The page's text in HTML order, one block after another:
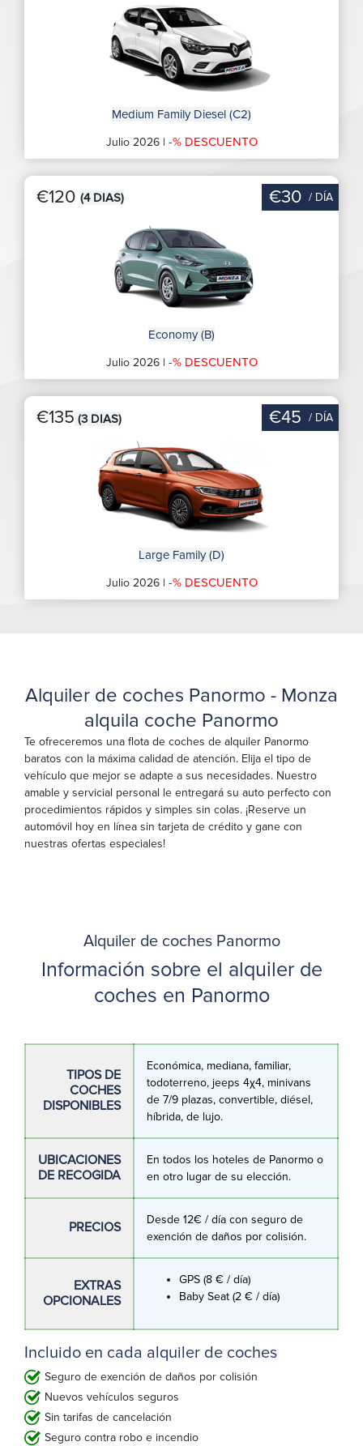
Medium Family Diesel (C2)
Julio 2026 | -% DESCUENTO
€120 (4 DIAS) €30 / DÍA
Economy (B)
Julio 2026 | -% DESCUENTO
€135 (3 DIAS) €45 / DÍA
Large Family (D)
Julio 2026 | -% DESCUENTO
Alquiler de coches Panormo - Monza
alquila coche Panormo
Te ofreceremos una flota de coches de alquiler Panormo
baratos con la máxima calidad de atención. Elija el tipo de
vehículo que mejor se adapte a sus necesidades. Nuestro
amable y servicial personal le entregará su auto perfecto con
procedimientos rápidos y simples sin colas. ¡Reserve un
automóvil hoy en línea sin tarjeta de crédito y gane con
nuestras ofertas especiales!
Alquiler de coches Panormo
Información sobre el alquiler de
coches en Panormo
TIPOS DE
COCHES
DISPONIBLES
Económica, mediana, familiar,
todoterreno, jeeps 4χ4, minivans
de 7/9 plazas, convertible, diésel,
híbrida, de lujo.
UBICACIONES
DE RECOGIDA
En todos los hoteles de Panormo o
en otro lugar de su elección.
PRECIOS
Desde 12€ / día con seguro de
exención de daños por colisión.
EXTRAS
OPCIONALES
GPS (8 € / día)
Baby Seat (2 € / día)
Incluido en cada alquiler de coches
Seguro de exención de daños por colisión
Nuevos vehículos seguros
Sin tarifas de cancelación
Seguro contra robo e incendio